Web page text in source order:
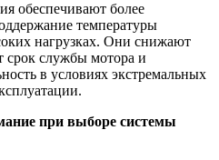
обеспечивают более
температуры
нагрузках. Они снижают
срок службы мотора и
в условиях экстремальных
при выборе системы